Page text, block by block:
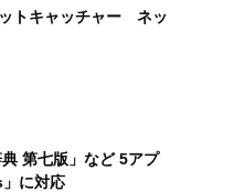
トキャッチャー ネッ
第七版」など 5アプ
に対応